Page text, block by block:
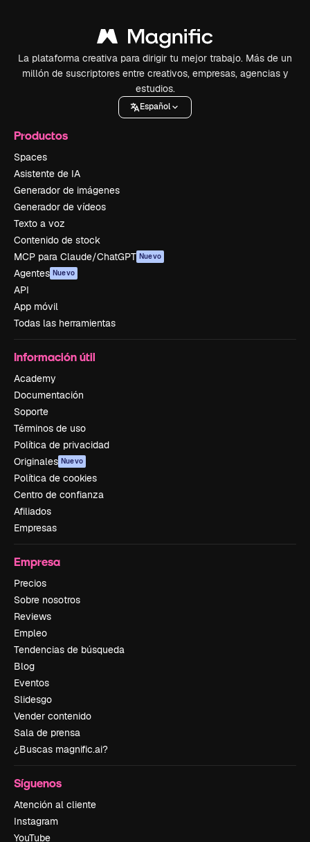
La plataforma creativa para dirigir tu mejor trabajo. Más de un
millón de suscriptores entre creativos, empresas, agencias y
estudios.
Español
Productos
Spaces
Asistente de IA
Generador de imágenes
Generador de vídeos
Texto a voz
Contenido de stock
MCP para Claude/ChatGPT Nuevo
Agentes Nuevo
API
App móvil
Todas las herramientas
Información útil
Academy
Documentación
Soporte
Términos de uso
Política de privacidad
Originales Nuevo
Política de cookies
Centro de confianza
Afiliados
Empresas
Empresa
Precios
Sobre nosotros
Reviews
Empleo
Tendencias de búsqueda
Blog
Eventos
Slidesgo
Vender contenido
Sala de prensa
¿Buscas magnific.ai?
Síguenos
Atención al cliente
Instagram
YouTube